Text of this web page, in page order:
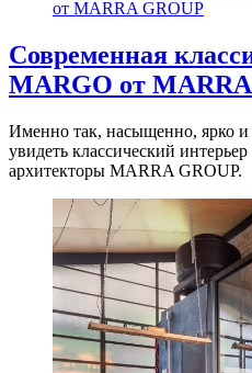
Современная
MARGO от
Именно так, насыщенно, ярко и
увидеть классический
архитекторы MARRA GROUP.